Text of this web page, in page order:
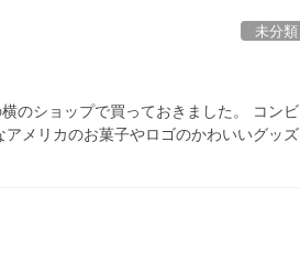
未分類
のショップで買っておきました。 コンビ
メリカのお菓子やロゴのかわいいグッズ